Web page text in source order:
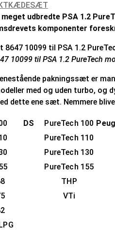
udbredte PSA 1.2
komponenter
10099 til PSA 1.2 PureTech
pakningssæt er
med og uden turbo, og
dette ene sæt. Nemmere
DS PureTech 100
PureTech 110
PureTech 130
PureTech 155
THP
VTi